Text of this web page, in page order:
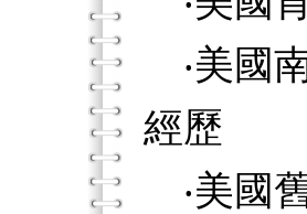
‧美國
經歷
‧美國